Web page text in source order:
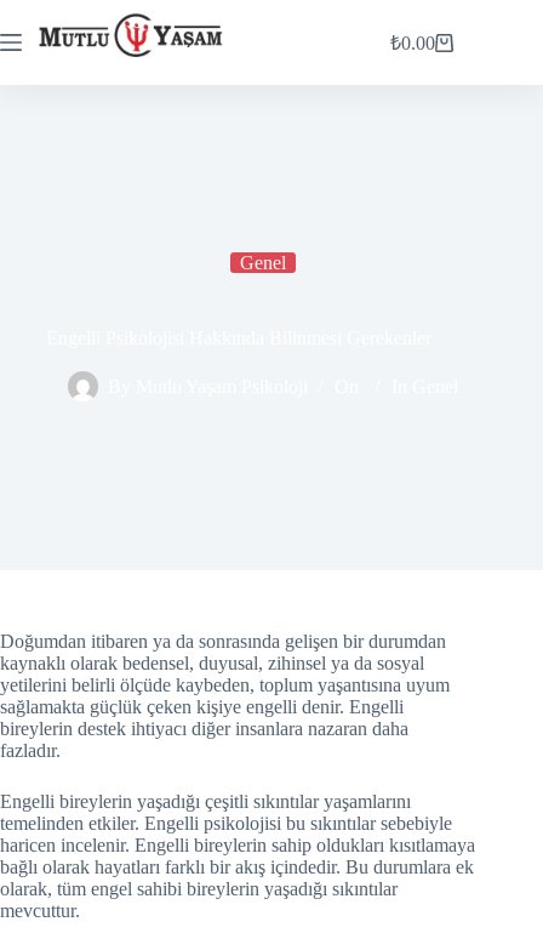
₺0.00
Genel
Doğumdan itibaren ya da sonrasında gelişen bir durumdan
kaynaklı olarak bedensel, duyusal, zihinsel ya da sosyal
yetilerini belirli ölçüde kaybeden, toplum yaşantısına uyum
sağlamakta güçlük çeken kişiye engelli denir. Engelli
bireylerin destek ihtiyacı diğer insanlara nazaran daha
fazladır.
Engelli bireylerin yaşadığı çeşitli sıkıntılar yaşamlarını
temelinden etkiler. Engelli psikolojisi bu sıkıntılar sebebiyle
haricen incelenir. Engelli bireylerin sahip oldukları kısıtlamaya
bağlı olarak hayatları farklı bir akış içindedir. Bu durumlara ek
olarak, tüm engel sahibi bireylerin yaşadığı sıkıntılar
mevcuttur.